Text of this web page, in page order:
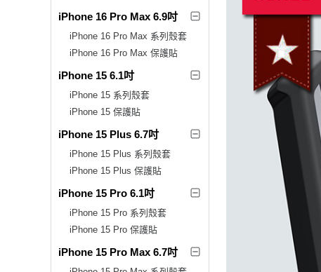
iPhone 16 Pro Max 6.9吋
iPhone 16 Pro Max 系列殼套
iPhone 16 Pro Max 保護貼
iPhone 15 6.1吋
iPhone 15 系列殼套
iPhone 15 保護貼
iPhone 15 Plus 6.7吋
iPhone 15 Plus 系列殼套
iPhone 15 Plus 保護貼
iPhone 15 Pro 6.1吋
iPhone 15 Pro 系列殼套
iPhone 15 Pro 保護貼
iPhone 15 Pro Max 6.7吋